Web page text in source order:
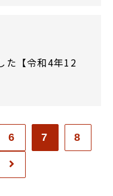
た【令和4年12
6 7 8